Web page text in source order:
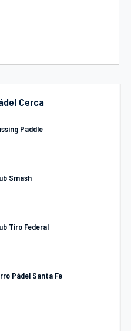
Cerca
Paddle
Smash
Tiro Federal
Pádel Santa Fe